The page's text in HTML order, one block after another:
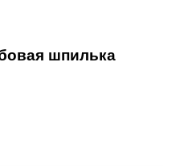
шпилька